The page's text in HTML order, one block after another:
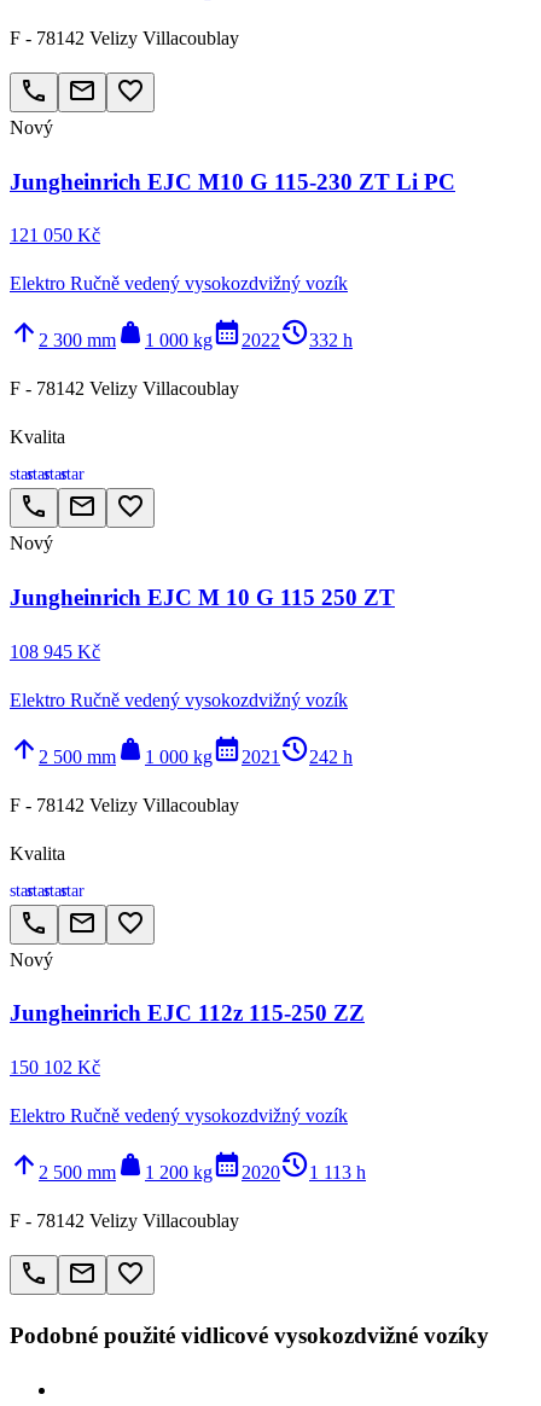
F - 78142 Velizy Villacoublay
call email favorite_border
Nový
Jungheinrich EJC M10 G 115-230 ZT Li PC
121 050 Kč
Elektro Ručně vedený vysokozdvižný vozík
arrow_upward 2 300 mm weight 1 000 kgcalendar_month2022history_2332 h
F - 78142 Velizy Villacoublay
Kvalita
starstarstarstar
call email favorite_border
Nový
Jungheinrich EJC M 10 G 115 250 ZT
108 945 Kč
Elektro Ručně vedený vysokozdvižný vozík
arrow_upward 2 500 mm weight 1 000 kgcalendar_month2021 history_2242 h
F - 78142 Velizy Villacoublay
Kvalita
starstarstarstar
call email favorite_border
Nový
Jungheinrich EJC 112z 115-250 ZZ
150 102 Kč
Elektro Ručně vedený vysokozdvižný vozík
arrow_upward 2 500 mm weight 1 200 kgcalendar_month2020history_21 113 h
F - 78142 Velizy Villacoublay
call email favorite_border
Podobné použité vidlicové vysokozdvižné vozíky